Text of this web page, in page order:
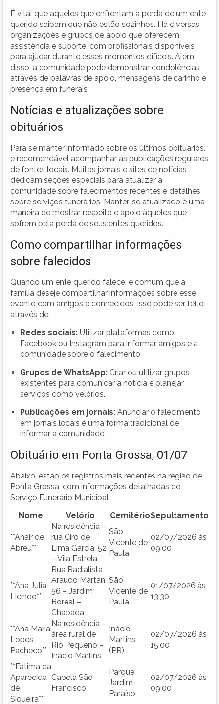
É vital que aqueles que enfrentam a perda de um ente
querido saibam que não estão sozinhos. Há diversas
organizações e grupos de apoio que oferecem
assistência e suporte, com profissionais disponíveis
para ajudar durante esses momentos difíceis. Além
disso, a comunidade pode demonstrar condolências
através de palavras de apoio, mensagens de carinho e
presença em funerais.
Notícias e atualizações sobre
obituários
Para se manter informado sobre os últimos obituários,
é recomendável acompanhar as publicações regulares
de fontes locais. Muitos jornais e sites de notícias
dedicam seções especiais para atualizar a
comunidade sobre falecimentos recentes e detalhes
sobre serviços funerários. Manter-se atualizado é uma
maneira de mostrar respeito e apoio àqueles que
sofrem pela perda de seus entes queridos.
Como compartilhar informações
sobre falecidos
Quando um ente querido falece, é comum que a
família deseje compartilhar informações sobre esse
evento com amigos e conhecidos. Isso pode ser feito
através de:
Redes sociais: Utilizar plataformas como
Facebook ou Instagram para informar amigos e a
comunidade sobre o falecimento.
Grupos de WhatsApp: Criar ou utilizar grupos
existentes para comunicar a notícia e planejar
serviços como velórios.
Publicações em jornais: Anunciar o falecimento
em jornais locais é uma forma tradicional de
informar a comunidade.
Obituário em Ponta Grossa, 01/07
Abaixo, estão os registros mais recentes na região de
Ponta Grossa, com informações detalhadas do
Serviço Funerário Municipal.
Nome
Velório CemitérioSepultamento
**Anair de
Abreu**
Na residência –
rua Ciro de
Lima Garcia, 52
– Vila Estrela
São
Vicente de
Paula
02/07/2026 às
09:00
**Ana Julia
Licindo**
Rua Radialista
Araudo Martan,
56 – Jardim
Boreal –
Chapada
São
Vicente de
Paula
01/07/2026 às
13:30
**Ana Maria
Lopes
Pacheco**
Na residência –
área rural de
Rio Pequeno –
Inácio Martins
Inácio
Martins
(PR)
02/07/2026 às
15:00
**Fátima da
Aparecida
de
Siqueira**
Capela São
Francisco
Parque
Jardim
Paraíso
02/07/2026 às
09:00